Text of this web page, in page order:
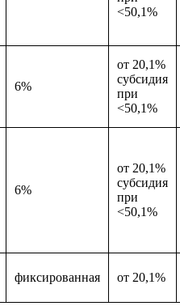
<50,1%
6%
от 20,1%
субсидия
при
<50,1%
6%
от 20,1%
субсидия
при
<50,1%
фиксированная от 20,1%